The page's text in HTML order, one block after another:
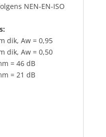
NEN-EN-ISO
dik, Aw = 0,95
dik, Aw = 0,50
= 46 dB
= 21 dB